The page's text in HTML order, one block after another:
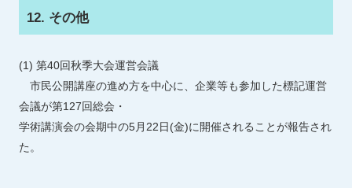
12. その他
(1) 第40回秋季大会運営会議
市民公開講座の進め方を中心に、企業等も参加した標記運営
会議が第127回総会・
学術講演会の会期中の5月22日(金)に開催されることが報告され
た。